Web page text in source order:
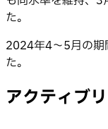
た。
2024年4〜5月の期
た。
アクティブ